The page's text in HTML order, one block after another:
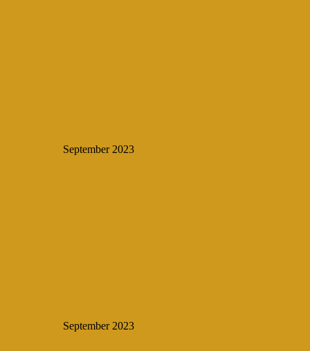
September 2023
September 2023